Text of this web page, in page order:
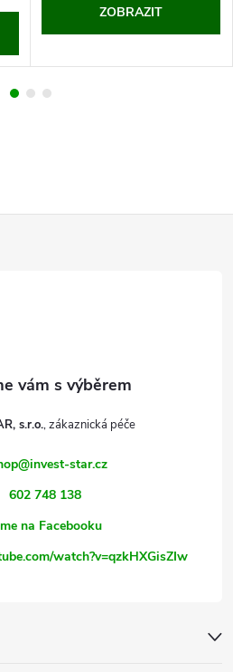
ZOBRAZIT
s.r.o.
@invest-star.cz
602 748 138
na Facebooku
watch?v=qzkHXGisZIw